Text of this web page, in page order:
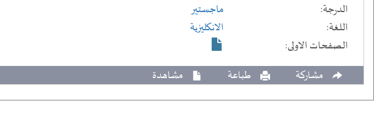
الدرجة:
ماجستير
اللغة:
الانكليزية
الصفحات الاولى:
مشاركة
طباعة مشاهدة